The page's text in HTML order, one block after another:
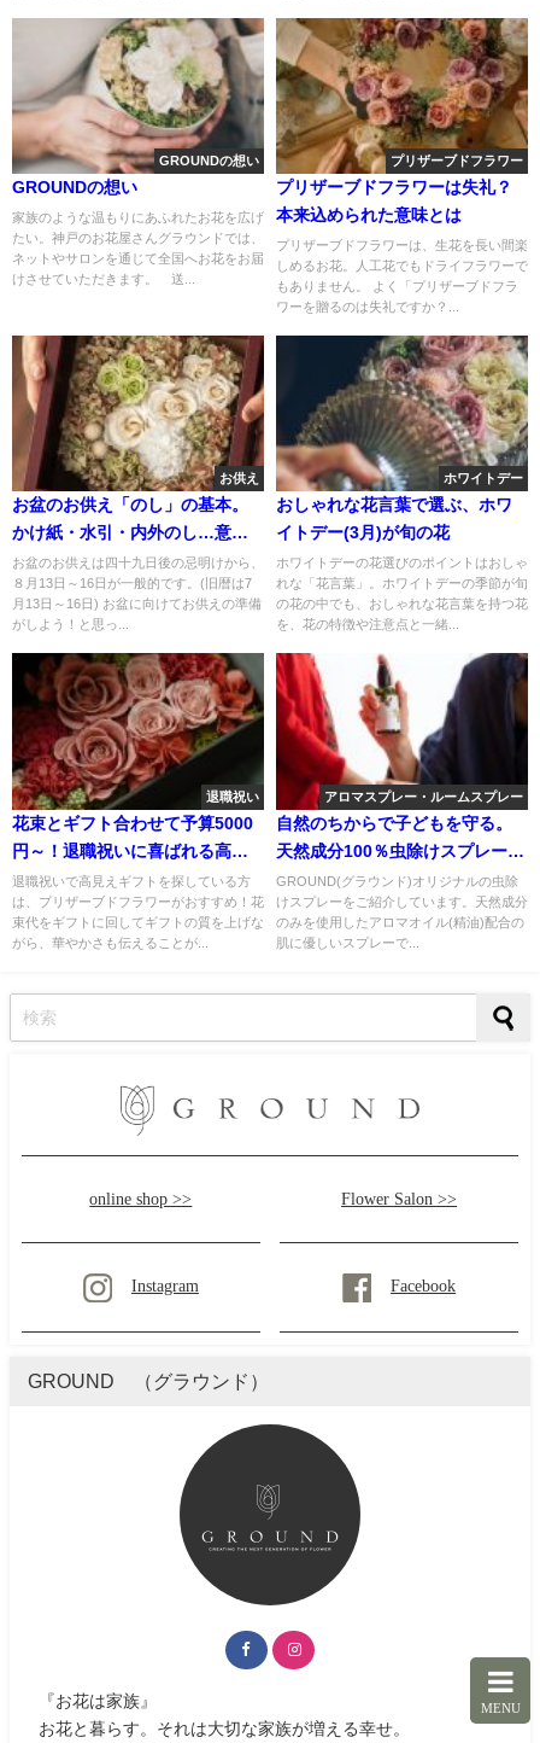
GROUNDの想い
GROUNDの想い
家族のような温もりにあふれたお花を広げ
たい。神戸のお花屋さんグラウンドでは、
ネットやサロンを通じて全国へお花をお届
けさせていただきます。 送...
プリザーブドフラワー
プリザーブドフラワーは失礼？
本来込められた意味とは
プリザーブドフラワーは、生花を長い間楽
しめるお花。人工花でもドライフラワーで
もありません。 よく「プリザーブドフラ
ワーを贈るのは失礼ですか？...
お供え
お盆のお供え「のし」の基本。
かけ紙・水引・内外のし…意外
と迷うマナー
お盆のお供えは四十九日後の忌明けから、
８月13日～16日が一般的です。(旧暦は7
月13日～16日) お盆に向けてお供えの準備
がしよう！と思っ...
ホワイトデー
おしゃれな花言葉で選ぶ、ホワ
イトデー(3月)が旬の花
ホワイトデーの花選びのポイントはおしゃ
れな「花言葉」。ホワイトデーの季節が旬
の花の中でも、おしゃれな花言葉を持つ花
を、花の特徴や注意点と一緒...
退職祝い
花束とギフト合わせて予算5000
円～！退職祝いに喜ばれる高見
えギフト
退職祝いで高見えギフトを探している方
は、プリザーブドフラワーがおすすめ！花
束代をギフトに回してギフトの質を上げな
がら、華やかさも伝えることが...
アロマスプレー・ルームスプレー
自然のちからで子どもを守る。
天然成分100％虫除けスプレー
「自然の思いやり」誕生
GROUND(グラウンド)オリジナルの虫除
けスプレーをご紹介しています。天然成分
のみを使用したアロマオイル(精油)配合の
肌に優しいスプレーで...
online shop >> Flower Salon >>
Instagram Facebook
GROUND （グラウンド）
『お花は家族』
お花と暮らす。それは大切な家族が増える幸せ。
MENU